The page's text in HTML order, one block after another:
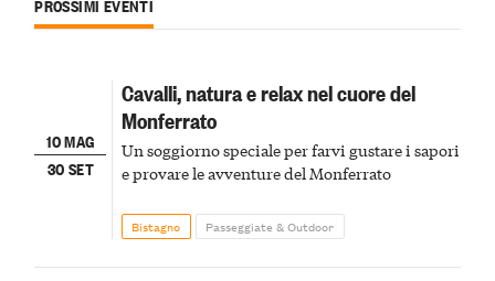
PROSSIMI EVENTI
10 MAG
30 SET
Cavalli, natura e relax nel cuore del
Monferrato
Un soggiorno speciale per farvi gustare i sapori
e provare le avventure del Monferrato
Bistagno Passeggiate & Outdoor